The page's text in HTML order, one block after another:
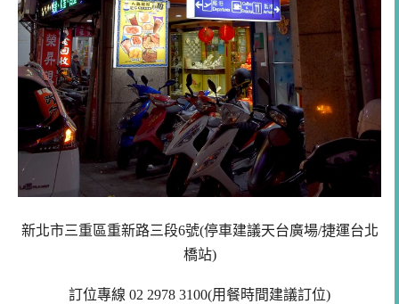
新北市三重區重新路三段6號(停車建議天台廣場/捷運台北
橋站)
訂位專線 02 2978 3100(用餐時間建議訂位)